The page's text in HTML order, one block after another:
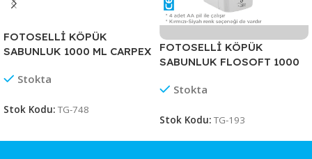
FOTOSELLİ KÖPÜK
SABUNLUK 1000 ML CARPEX
Stokta
Stok Kodu: TG-748
FOTOSELLİ KÖPÜK
SABUNLUK FLOSOFT 1000
Stokta
Stok Kodu: TG-193